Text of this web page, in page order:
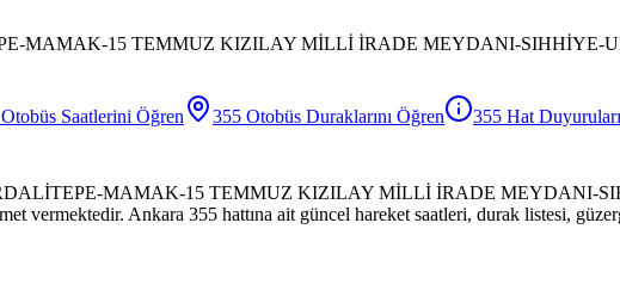
MAMAK-15 TEMMUZ KIZILAY MİLLİ İRADE MEYDANI-SIHHİYE-
Otobüs Saatlerini Öğren 355 Otobüs Duraklarını Öğren 355 Hat
MAMAK-15 TEMMUZ KIZILAY MİLLİ İRADE
vermektedir. Ankara 355 hattına ait güncel hareket saatleri, durak listesi,